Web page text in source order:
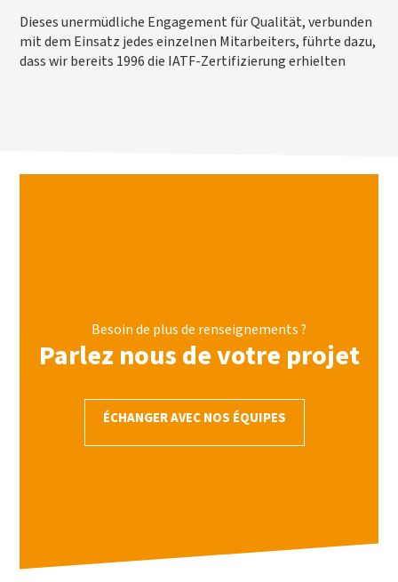
Dieses unermüdliche Engagement für Qualität, verbunden
mit dem Einsatz jedes einzelnen Mitarbeiters, führte dazu,
dass wir bereits 1996 die IATF-Zertifizierung erhielten
Besoin de plus de renseignements ?
Parlez nous de votre projet
ÉCHANGER AVEC NOS ÉQUIPES